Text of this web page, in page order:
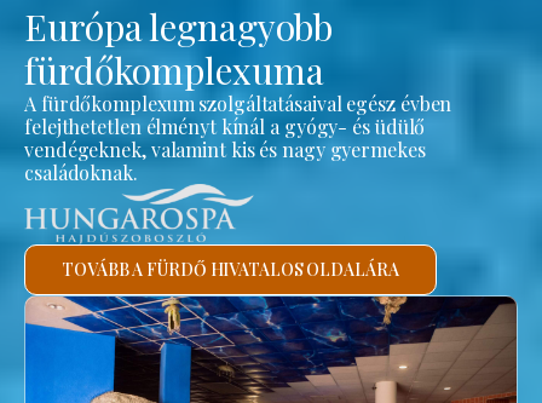
Európa legnagyobb
fürdőkomplexuma
A fürdőkomplexum szolgáltatásaival egész évben
felejthetetlen élményt kínál a gyógy- és üdülő
vendégeknek, valamint kis és nagy gyermekes
családoknak.
TOVÁBB A FÜRDŐ HIVATALOS OLDALÁRA